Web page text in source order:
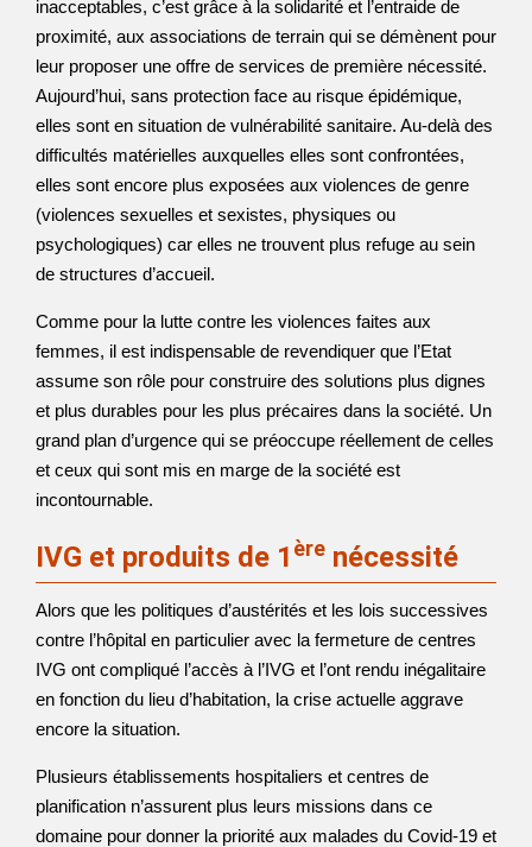
inacceptables, c’est grâce à la solidarité et l’entraide de
proximité, aux associations de terrain qui se démènent pour
leur proposer une offre de services de première nécessité.
Aujourd’hui, sans protection face au risque épidémique,
elles sont en situation de vulnérabilité sanitaire. Au-delà des
difficultés matérielles auxquelles elles sont confrontées,
elles sont encore plus exposées aux violences de genre
(violences sexuelles et sexistes, physiques ou
psychologiques) car elles ne trouvent plus refuge au sein
de structures d’accueil.
Comme pour la lutte contre les violences faites aux
femmes, il est indispensable de revendiquer que l’Etat
assume son rôle pour construire des solutions plus dignes
et plus durables pour les plus précaires dans la société. Un
grand plan d’urgence qui se préoccupe réellement de celles
et ceux qui sont mis en marge de la société est
incontournable.
IVG et produits de 1 ère nécessité
Alors que les politiques d’austérités et les lois successives
contre l’hôpital en particulier avec la fermeture de centres
IVG ont compliqué l’accès à l’IVG et l’ont rendu inégalitaire
en fonction du lieu d’habitation, la crise actuelle aggrave
encore la situation.
Plusieurs établissements hospitaliers et centres de
planification n’assurent plus leurs missions dans ce
domaine pour donner la priorité aux malades du Covid-19 et